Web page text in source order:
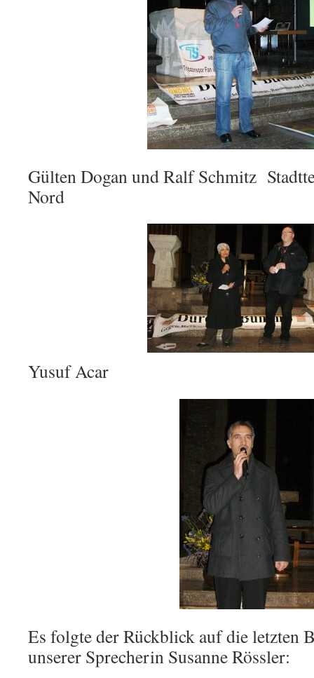
Gülten Dogan und Ralf Schmitz
Nord
Yusuf Acar
Es folgte der Rückblick auf die letzten
unserer Sprecherin Susanne Rössler: